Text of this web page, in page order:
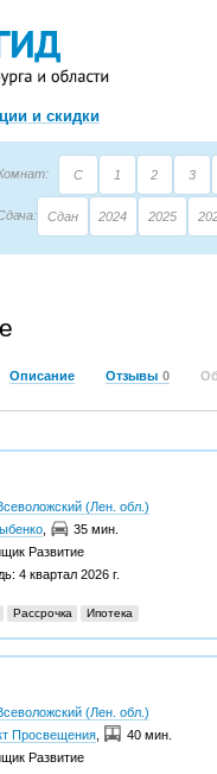
и скидки
С 1 2 3
Сдан 2024 2025
Описание Отзывы 0
(Лен. обл.)
35 мин.
Развитие
4 квартал 2026 г.
Рассрочка Ипотека
(Лен. обл.)
Просвещения
40 мин.
Развитие